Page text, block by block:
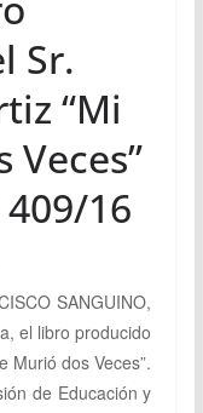
Sr.
“Mi
Veces”
16
SANGUINO,
el libro producido
Murió dos Veces”.
de Educación y